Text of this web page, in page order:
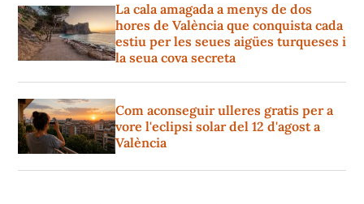
La cala amagada a menys de dos
hores de València que conquista cada
estiu per les seues aigües turqueses i
la seua cova secreta
Com aconseguir ulleres gratis per a
vore l'eclipsi solar del 12 d'agost a
València